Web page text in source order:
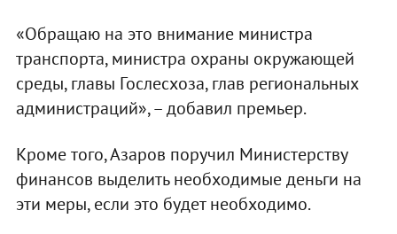
«Обращаю на это внимание министра
транспорта, министра охраны окружающей
среды, главы Гослесхоза, глав региональных
администраций», – добавил премьер.
Кроме того, Азаров поручил Министерству
финансов выделить необходимые деньги на
эти меры, если это будет необходимо.